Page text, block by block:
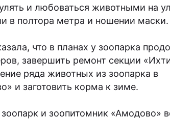
и любоваться животными на
в полтора метра и ношении маски.
что в планах у зоопарка
завершить ремонт секции
ряда животных из зоопарка в
и заготовить корма к зиме.
и зоопитомник «Амодово»